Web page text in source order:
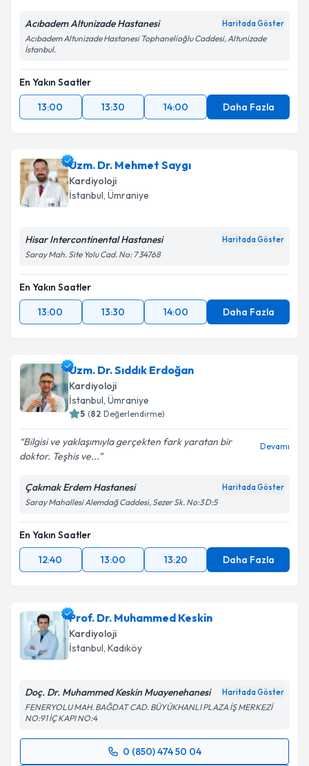
Acıbadem Altunizade Hastanesi Haritada Göster
Acıbadem Altunizade Hastanesi Tophanelioğlu Caddesi, Altunizade
İstanbul.
En Yakın Saatler
13:00
13:30 14:00 Daha Fazla
Uzm. Dr. Mehmet Saygı
Kardiyoloji
İstanbul, Ümraniye
Hisar Intercontinental Hastanesi Haritada Göster
Saray Mah. Site Yolu Cad. No: 7 34768
En Yakın Saatler
13:00
13:30 14:00 Daha Fazla
Uzm. Dr. Sıddık Erdoğan
Kardiyoloji
İstanbul, Ümraniye
5 (82 Değerlendirme)
Bilgisi ve yaklaşımıyla gerçekten fark yaratan bir
doktor. Teşhis ve...
Devamı
Çakmak Erdem Hastanesi Haritada Göster
Saray Mahallesi Alemdağ Caddesi, Sezer Sk. No:3 D:5
En Yakın Saatler
12:40
13:00 13:20 Daha Fazla
Prof. Dr. Muhammed Keskin
Kardiyoloji
İstanbul, Kadıköy
Doç. Dr. Muhammed Keskin Muayenehanesi Haritada Göster
FENERYOLU MAH. BAĞDAT CAD. BÜYÜKHANLI PLAZA İŞ MERKEZİ
NO:91 İÇ KAPI NO:4
0 (850) 474 50 04
Randevu Takvimi Talebi